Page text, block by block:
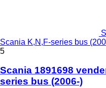
Scania K,N,F-series bus
5
Scania 1891698
series bus (2006-)